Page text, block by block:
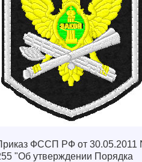
ФССП РФ от 30.05.2011
"Об утверждении Порядка